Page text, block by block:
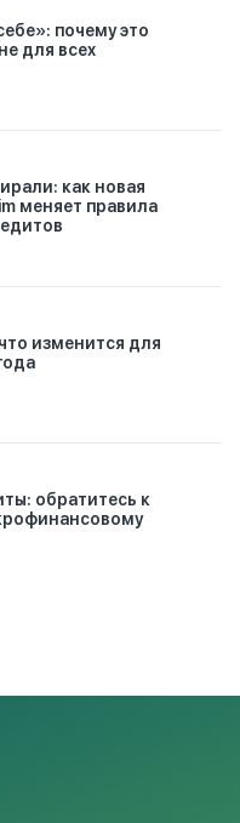
почему это
для всех
как новая
меняет правила
изменится для
обратитесь к